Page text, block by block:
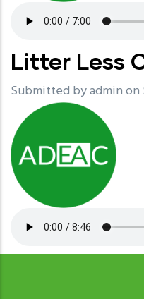
Litter Less
Submitted byadminon